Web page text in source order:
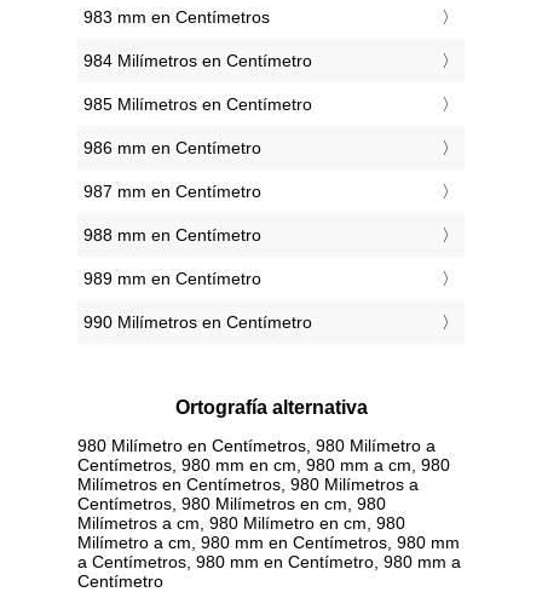
983 mm en Centímetros
984 Milímetros en Centímetro
985 Milímetros en Centímetro
986 mm en Centímetro
987 mm en Centímetro
988 mm en Centímetro
989 mm en Centímetro
990 Milímetros en Centímetro
Ortografía alternativa
980 Milímetro en Centímetros, 980 Milímetro a
Centímetros, 980 mm en cm, 980 mm a cm, 980
Milímetros en Centímetros, 980 Milímetros a
Centímetros, 980 Milímetros en cm, 980
Milímetros a cm, 980 Milímetro en cm, 980
Milímetro a cm, 980 mm en Centímetros, 980 mm
a Centímetros, 980 mm en Centímetro, 980 mm a
Centímetro